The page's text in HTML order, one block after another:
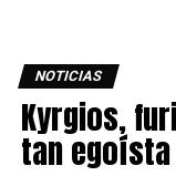
NOTICIAS
Kyrgios,
tan